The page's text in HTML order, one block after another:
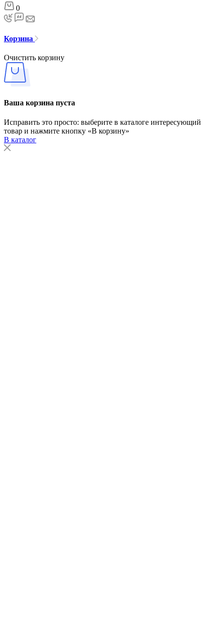
0
Корзина
Очистить корзину
Ваша корзина пуста
Исправить это просто: выберите в каталоге интересующий
товар и нажмите кнопку «В корзину»
В каталог